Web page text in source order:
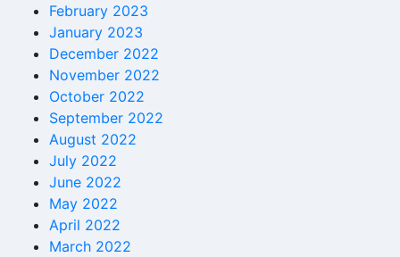
February 2023
January 2023
December 2022
November 2022
October 2022
September 2022
August 2022
July 2022
June 2022
May 2022
April 2022
March 2022